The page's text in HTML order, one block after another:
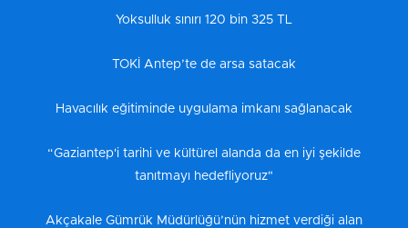
Yoksulluk sınırı 120 bin 325 TL
TOKİ Antep’te de arsa satacak
Havacılık eğitiminde uygulama imkanı sağlanacak
“Gaziantep'i tarihi ve kültürel alanda da en iyi şekilde
tanıtmayı hedefliyoruz"
Akçakale Gümrük Müdürlüğü’nün hizmet verdiği alan